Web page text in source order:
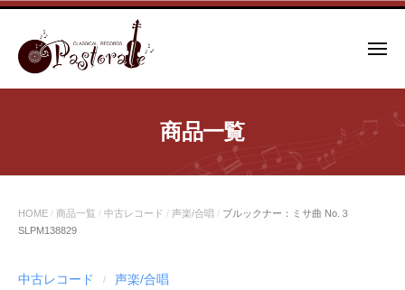
コ
メ
ー
商品一覧
HOME / 商品一覧 / 中古レコード / 声楽/合唱 / ブルックナー：ミサ曲 No.３
SLPM138829
中古レコード / 声楽/合唱